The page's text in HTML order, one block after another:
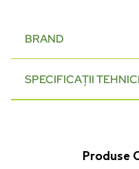
BRAND
SPECIFICAȚII
Produse